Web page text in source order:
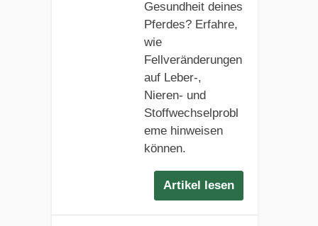
Gesundheit deines
Pferdes? Erfahre,
wie
Fellveränderungen
auf Leber-,
Nieren- und
Stoffwechselprobl
eme hinweisen
können.
Artikel lesen